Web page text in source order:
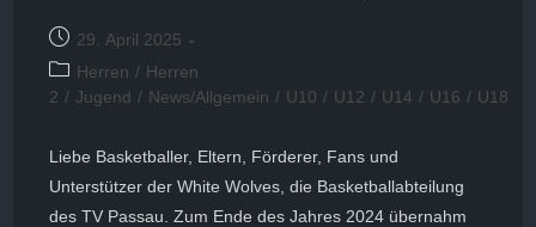
Beitrag
veröffentlicht:
29. April 2025
Beitrags-
Kategorie:
Herren / Herren
2 / Jugend / News/Allgemein / U10 / U12 / U14 / U16 / U18
Liebe Basketballer, Eltern, Förderer, Fans und
Unterstützer der White Wolves, die Basketballabteilung
des TV Passau. Zum Ende des Jahres 2024 übernahm